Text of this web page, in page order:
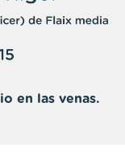
en las venas.